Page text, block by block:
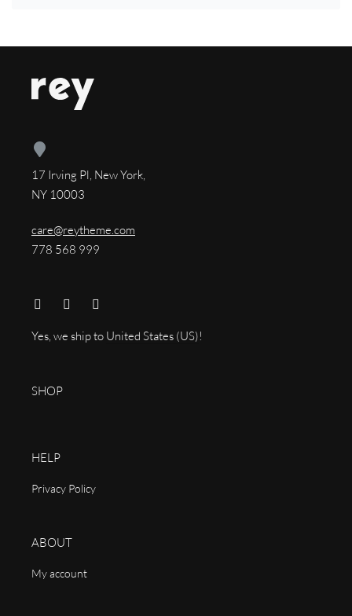
17 Irving Pl, New York,
NY 10003
care@reytheme.com
778 568 999
Yes, we ship to United States (US)!
SHOP
HELP
Privacy Policy
ABOUT
My account